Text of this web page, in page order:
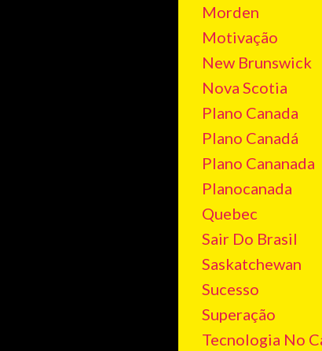
Morden
Motivação
New Brunswick
Nova Scotia
Plano Canada
Plano Canadá
Plano Cananada
Planocanada
Quebec
Sair Do Brasil
Saskatchewan
Sucesso
Superação
Tecnologia No